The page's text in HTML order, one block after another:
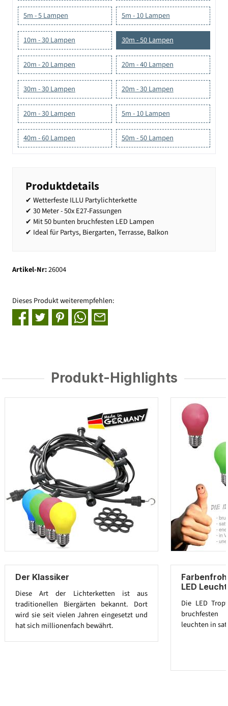
5m - 5 Lampen 5m - 10 Lampen
10m - 30 Lampen 30m - 50 Lampen
20m - 20 Lampen 20m - 40 Lampen
30m - 30 Lampen 20m - 30 Lampen
20m - 30 Lampen 5m - 10 Lampen
40m - 60 Lampen 50m - 50 Lampen
Produktdetails
✔ Wetterfeste ILLU Partylichterkette
✔ 30 Meter - 50x E27-Fassungen
✔ Mit 50 bunten bruchfesten LED Lampen
✔ Ideal für Partys, Biergarten, Terrasse, Balkon
Artikel-Nr:26004
Dieses Produkt weiterempfehlen:
Produkt-Highlights
Der Klassiker
Diese Art der Lichterketten ist aus
traditionellen Biergärten bekannt. Dort
wird sie seit vielen Jahren eingesetzt und
hat sich millionenfach bewährt.
LED
Die LED
bruchfesten
leuchten in